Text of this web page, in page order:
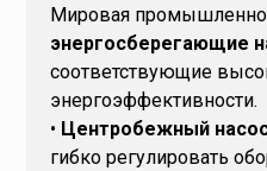
Мировая
энергосберегающие
соответствующие
энергоэффективности.
• Центробежный
гибко регулировать